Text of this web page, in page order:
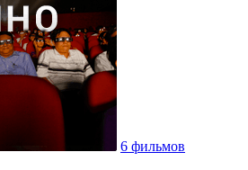
6 фильмов